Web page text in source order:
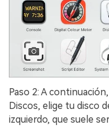
Paso 2: A
Discos, elige tu disco
izquierdo, que suele